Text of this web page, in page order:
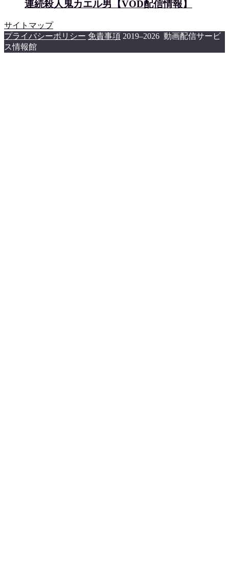
連続殺人鬼カエル男【VOD配信情報】
サイトマップ
プライバシーポリシー 免責事項 2019–2026 動画配信サービ
ス情報館